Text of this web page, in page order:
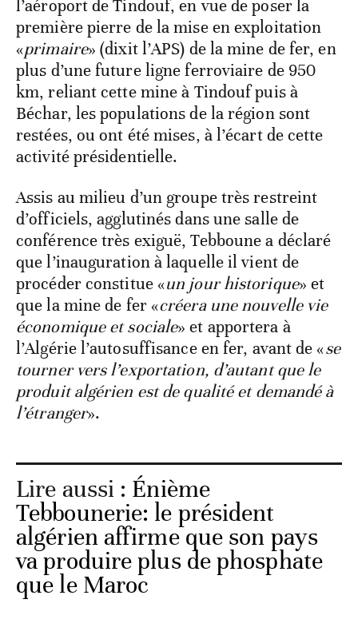
l’aéroport de Tindouf, en vue de poser la
première pierre de la mise en exploitation
«primaire» (dixit l’APS) de la mine de fer, en
plus d’une future ligne ferroviaire de 950
km, reliant cette mine à Tindouf puis à
Béchar, les populations de la région sont
restées, ou ont été mises, à l’écart de cette
activité présidentielle.
Assis au milieu d’un groupe très restreint
d’officiels, agglutinés dans une salle de
conférence très exiguë, Tebboune a déclaré
que l’inauguration à laquelle il vient de
procéder constitue «un jour historique» et
que la mine de fer «créera une nouvelle vie
économique et sociale» et apportera à
l’Algérie l’autosuffisance en fer, avant de «se
tourner vers l’exportation, d’autant que le
produit algérien est de qualité et demandé à
l’étranger».
Lire aussi : Énième
Tebbounerie: le président
algérien affirme que son pays
va produire plus de phosphate
que le Maroc